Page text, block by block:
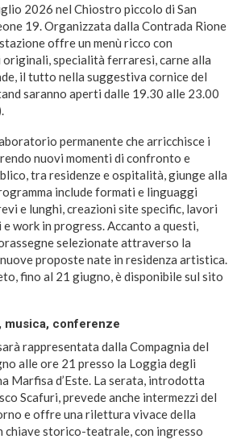
2026 nel Chiostro piccolo di San
19. Organizzata dalla Contrada Rione
offre un menù ricco con
specialità ferraresi, carne alla
il tutto nella suggestiva cornice del
saranno aperti dalle 19.30 alle 23.00
permanente che arricchisce i
nuovi momenti di confronto e
tra residenze e ospitalità, giunge alla
include formati e linguaggi
e lunghi, creazioni site specific, lavori
work in progress. Accanto a questi,
selezionate attraverso la
proposte nate in residenza artistica.
fino al 21 giugno, è disponibile sul sito
musica, conferenze
rappresentata dalla Compagnia del
alle ore 21 presso la Loggia degli
Marfisa d’Este. La serata, introdotta
Scafuri, prevede anche intermezzi del
e offre una rilettura vivace della
chiave storico-teatrale, con ingresso